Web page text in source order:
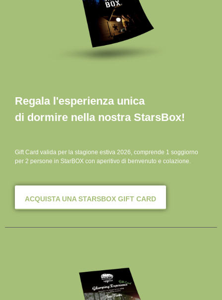
Regala l'esperienza unica
di dormire nella nostra StarsBox!
Gift Card valida per la stagione estiva 2026, comprende 1 soggiorno
per 2 persone in StarBOX con aperitivo di benvenuto e colazione.
ACQUISTA UNA STARSBOX GIFT CARD